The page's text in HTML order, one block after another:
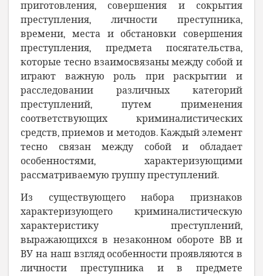
приготовления, совершения и сокрытия
преступления, личности преступника,
времени, места и обстановки совершения
преступления, предмета посягательства,
которые тесно взаимосвязаны между собой и
играют важную роль при раскрытии и
расследовании различных категорий
преступлений, путем применения
соответствующих криминалистических
средств, приемов и методов. Каждый элемент
тесно связан между собой и обладает
особенностями, характеризующими
рассматриваемую группу преступлений.
Из существующего набора признаков
характеризующего криминалистическую
характеристику преступлений,
выражающихся в незаконном обороте ВВ и
ВУ на наш взгляд особенности проявляются в
личности преступника и в предмете